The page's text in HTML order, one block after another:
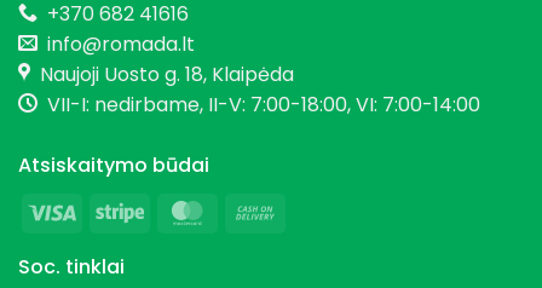
+370 682 41616
info@romada.lt
Naujoji Uosto g. 18, Klaipėda
VII-I: nedirbame, II-V: 7:00-18:00, VI: 7:00-14:00
Atsiskaitymo būdai
Visa
Stripe MasterCard
Soc. tinklai